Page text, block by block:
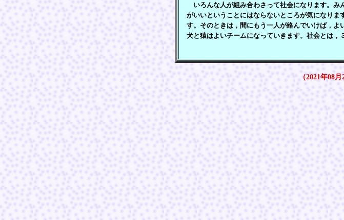
いろんな人が組み合わさって社会になります。み
がいいということにはならないところが気になり
す。そのときは，間にもう一人が絡んでいけば，よ
犬と猿はよいチームになっていきます。社会とは，
（2021年08